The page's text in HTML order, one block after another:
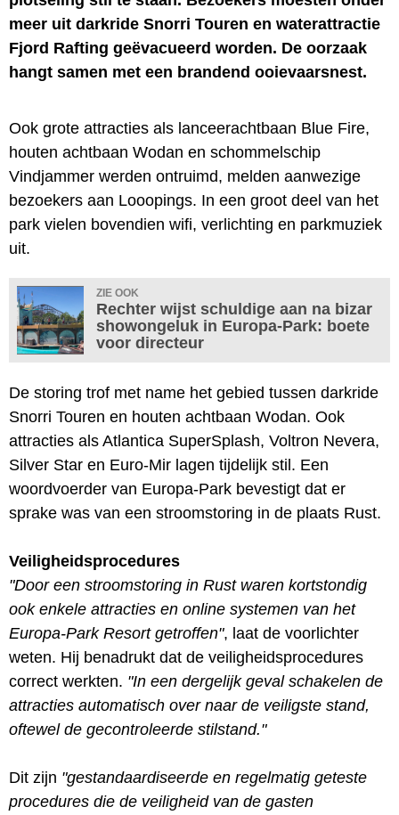
meer uit darkride Snorri Touren en waterattractie
Fjord Rafting geëvacueerd worden. De oorzaak
hangt samen met een brandend ooievaarsnest.
Ook grote attracties als lanceerachtbaan Blue Fire,
houten achtbaan Wodan en schommelschip
Vindjammer werden ontruimd, melden aanwezige
bezoekers aan Looopings. In een groot deel van het
park vielen bovendien wifi, verlichting en parkmuziek
uit.
ZIE OOK
Rechter wijst schuldige aan na bizar
showongeluk in Europa-Park: boete
voor directeur
De storing trof met name het gebied tussen darkride
Snorri Touren en houten achtbaan Wodan. Ook
attracties als Atlantica SuperSplash, Voltron Nevera,
Silver Star en Euro-Mir lagen tijdelijk stil. Een
woordvoerder van Europa-Park bevestigt dat er
sprake was van een stroomstoring in de plaats Rust.
Veiligheidsprocedures
"Door een stroomstoring in Rust waren kortstondig
ook enkele attracties en online systemen van het
Europa-Park Resort getroffen", laat de voorlichter
weten. Hij benadrukt dat de veiligheidsprocedures
correct werkten. "In een dergelijk geval schakelen de
attracties automatisch over naar de veiligste stand,
oftewel de gecontroleerde stilstand."
Dit zijn "gestandaardiseerde en regelmatig geteste
procedures die de veiligheid van de gasten